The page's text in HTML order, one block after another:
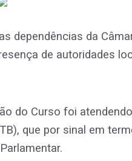
dependências da
de autoridades
do Curso foi
que por sinal em